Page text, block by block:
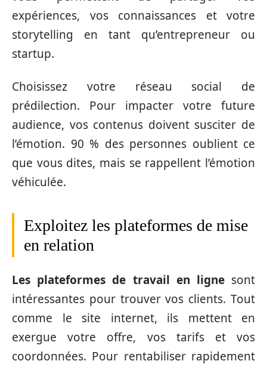
expériences, vos connaissances et votre
storytelling en tant qu’entrepreneur ou
startup.
Choisissez votre réseau social de
prédilection. Pour impacter votre future
audience, vos contenus doivent susciter de
l’émotion. 90 % des personnes oublient ce
que vous dites, mais se rappellent l’émotion
véhiculée.
Exploitez les plateformes de mise
en relation
Les plateformes de travail en lignesont
intéressantes pour trouver vos clients. Tout
comme le site internet, ils mettent en
exergue votre offre, vos tarifs et vos
coordonnées. Pour rentabiliser rapidement